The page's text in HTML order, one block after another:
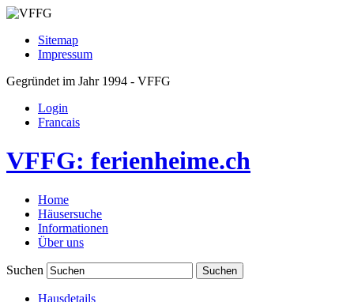
Sitemap
Impressum
Gegründet im Jahr 1994 - VFFG
Login
Francais
VFFG: ferienheime.ch
Home
Häusersuche
Informationen
Über uns
Suchen
Hausdetails